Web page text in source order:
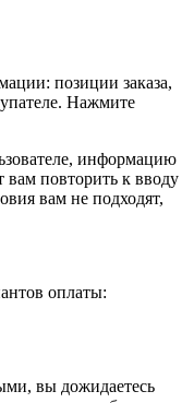
позиции заказа,
Нажмите
информацию
вам повторить к вводу
вам не подходят,
оплаты:
вы дожидаетесь